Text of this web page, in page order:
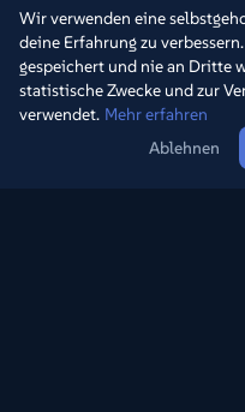
Wir verwenden eine
deine Erfahrung zu
gespeichert und nie an Dritte
statistische Zwecke und zur
verwendet. Mehr erfahren
Ablehnen